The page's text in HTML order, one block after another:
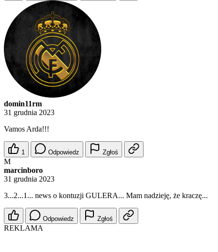
domin11rm
31 grudnia 2023
Vamos Arda!!!
1 Odpowiedz Zgłoś
M
marcinboro
31 grudnia 2023
3...2...1... news o kontuzji GULERA... Mam nadzieję, że kraczę...
Odpowiedz Zgłoś
REKLAMA